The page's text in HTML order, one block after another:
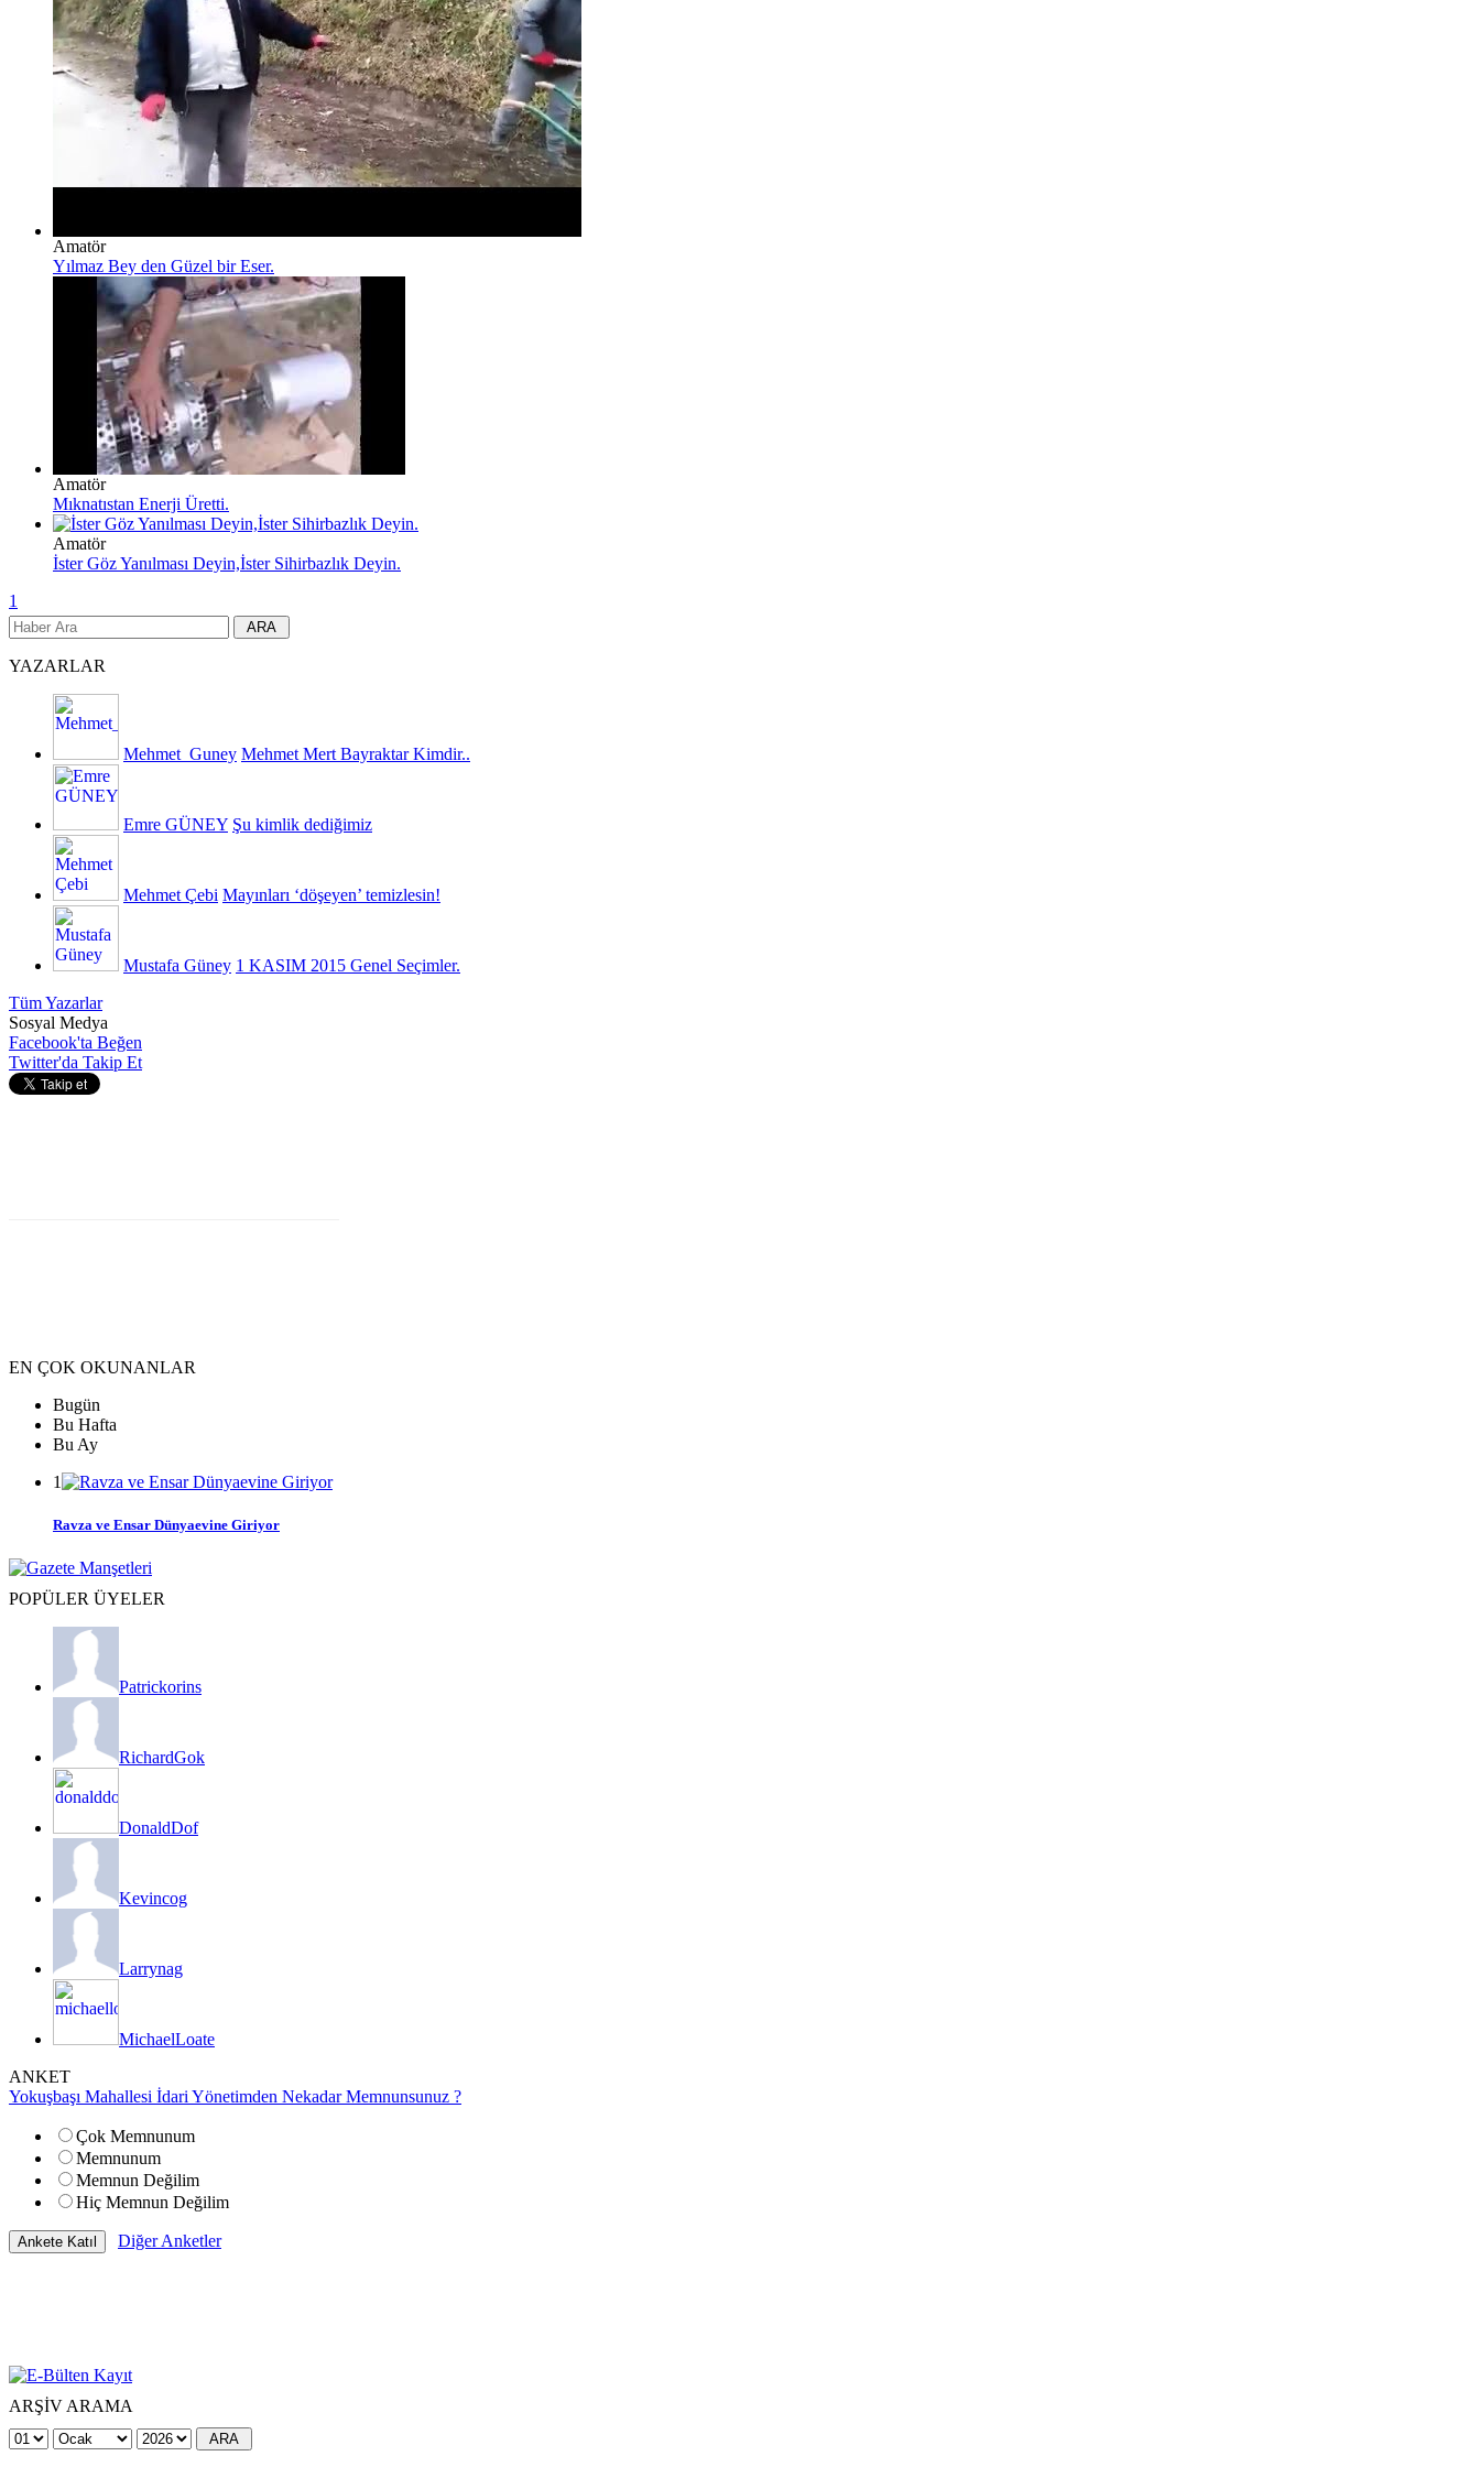
Amatör
Yılmaz Bey den Güzel bir Eser.
Amatör
Mıknatıstan Enerji Üretti.
Amatör
İster Göz Yanılması Deyin,İster Sihirbazlık Deyin.
1
YAZARLAR
Mehmet_Guney Mehmet Mert Bayraktar Kimdir..
Emre GÜNEY Şu kimlik dediğimiz
Mehmet Çebi Mayınları ‘döşeyen’ temizlesin!
Mustafa Güney 1 KASIM 2015 Genel Seçimler.
Tüm Yazarlar
Sosyal Medya
Facebook'ta Beğen
Twitter'da Takip Et
EN ÇOK OKUNANLAR
Bugün
Bu Hafta
Bu Ay
1
Ravza ve Ensar Dünyaevine Giriyor
POPÜLER ÜYELER
Patrickorins
RichardGok
DonaldDof
Kevincog
Larrynag
MichaelLoate
ANKET
Yokuşbaşı Mahallesi İdari Yönetimden Nekadar Memnunsunuz ?
Çok Memnunum
Memnunum
Memnun Değilim
Hiç Memnun Değilim
Diğer Anketler
ARŞİV ARAMA